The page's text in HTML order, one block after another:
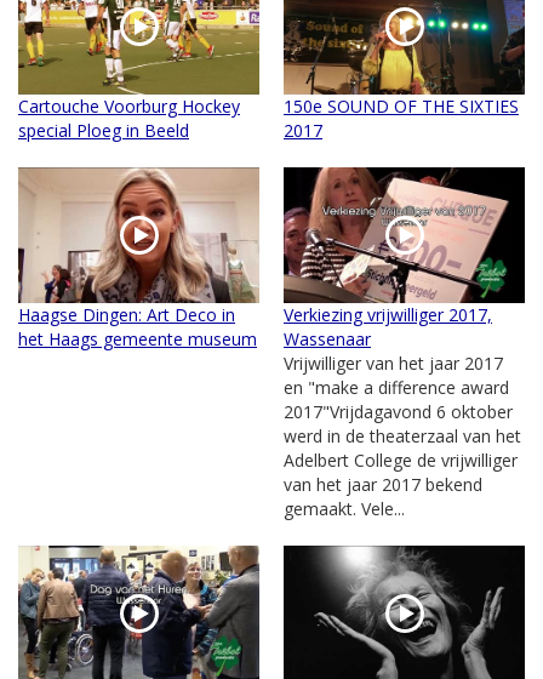
Cartouche Voorburg Hockey
special Ploeg in Beeld
150e SOUND OF THE SIXTIES
2017
Haagse Dingen: Art Deco in
het Haags gemeente museum
Verkiezing vrijwilliger 2017,
Wassenaar
Vrijwilliger van het jaar 2017
en "make a difference award
2017"Vrijdagavond 6 oktober
werd in de theaterzaal van het
Adelbert College de vrijwilliger
van het jaar 2017 bekend
gemaakt. Vele...